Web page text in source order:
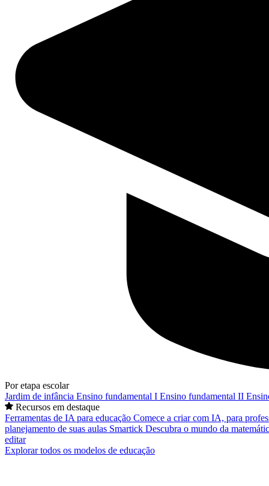
Por etapa escolar
Jardim de infância Ensino fundamental I Ensino fundamental II
Recursos em destaque
Ferramentas de IA para educação Comece a criar com IA, para
planejamento de suas aulas Smartick Descubra o mundo da
editar
Explorar todos os modelos de educação